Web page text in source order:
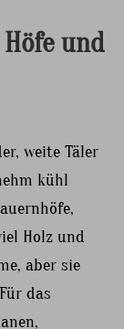
und
weite Täler
kühl
Holz und
aber sie
das